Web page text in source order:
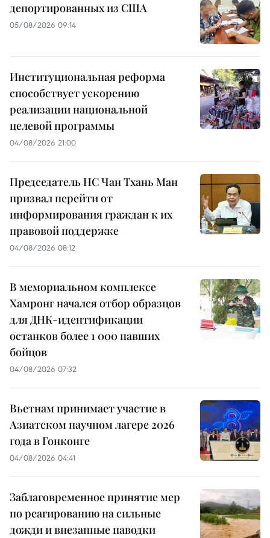
депортированных из США
05/08/2026 09:14
Институциональная реформа
способствует ускорению
реализации национальной
целевой программы
04/08/2026 21:00
Председатель НС Чан Тхань Ман
призвал перейти от
информирования граждан к их
правовой поддержке
04/08/2026 08:12
В мемориальном комплексе
Хамронг начался отбор образцов
для ДНК-идентификации
останков более 1 000 павших
бойцов
04/08/2026 07:32
Вьетнам принимает участие в
Азиатском научном лагере 2026
года в Гонконге
04/08/2026 04:41
Заблаговременное принятие мер
по реагированию на сильные
дожди и внезапные паводки